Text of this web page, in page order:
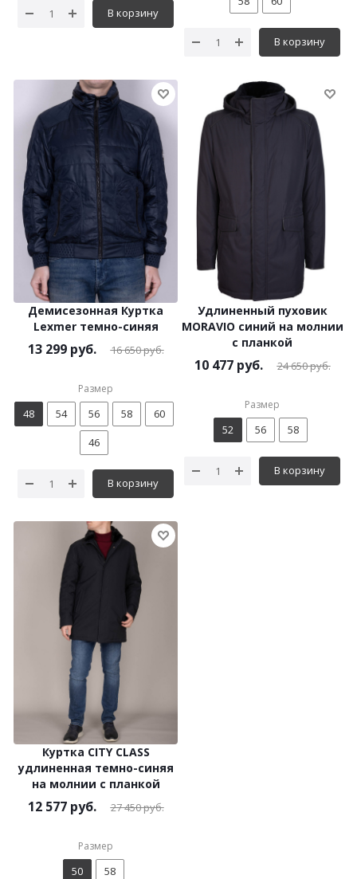
В корзину
В корзину
Демисезонная Куртка
Lexmer темно-синяя
13 299руб. 16 650руб.
Размер
48 54 56 58
60
46
В корзину
Удлиненный пуховик
MORAVIO синий на молнии
с планкой
10 477руб. 24 650руб.
Размер
52 56 58
В корзину
Куртка CITY CLASS
удлиненная темно-синяя
на молнии с планкой
12 577руб. 27 450руб.
Размер
50 58